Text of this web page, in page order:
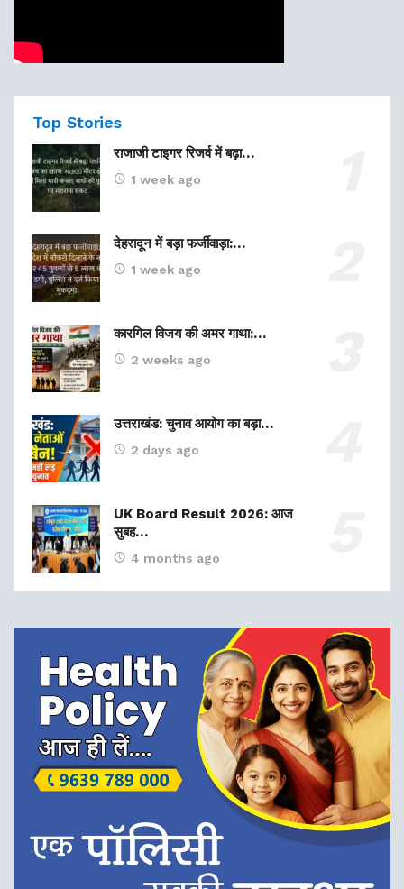
Top Stories
राजाजी टाइगर रिजर्व में बढ़ा…
1 week ago
देहरादून में बड़ा फर्जीवाड़ा:…
1 week ago
कारगिल विजय की अमर गाथा:…
2 weeks ago
उत्तराखंड: चुनाव आयोग का बड़ा…
2 days ago
UK Board Result 2026: आज
सुबह…
4 months ago